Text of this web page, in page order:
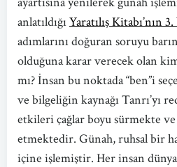
anlatıldığıYaratılış Kitabı’nın
adımlarını doğuran soruyu
olduğuna karar verecek olan
mı? İnsan bu noktada “ben”i
ve bilgeliğin kaynağı Tanrı’yı
etkileri çağlar boyu sürmekte
etmektedir. Günah, ruhsal bir
içine işlemiştir. Her insan